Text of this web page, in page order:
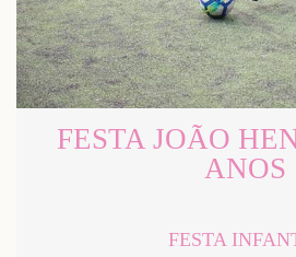
FESTA JOÃO
ANOS
FESTA